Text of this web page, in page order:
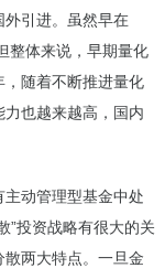
引进。虽然早在
整体来说，早期量化
随着不断推进量化
也越来越高，国内
动管理型基金中处
”投资战略有很大的关
两大特点。一旦金